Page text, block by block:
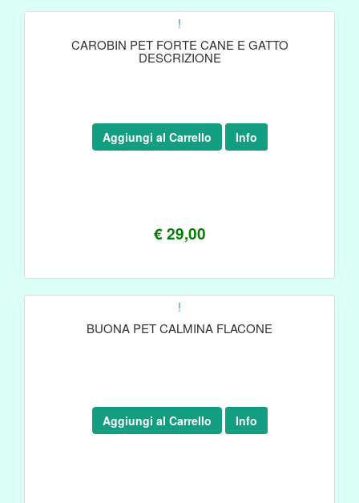
!
CAROBIN PET FORTE CANE E GATTO
DESCRIZIONE
€ 29,00
Aggiungi al Carrello Info
!
BUONA PET CALMINA FLACONE
Aggiungi al Carrello Info